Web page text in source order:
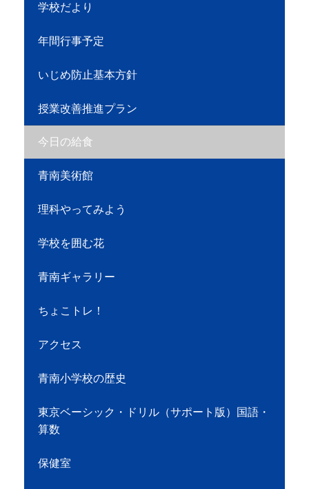
学校だより
年間行事予定
いじめ防止基本方針
授業改善推進プラン
今日の給食
青南美術館
理科やってみよう
学校を囲む花
青南ギャラリー
ちょこトレ！
アクセス
青南小学校の歴史
東京ベーシック・ドリル（サポート版）国語・
算数
保健室